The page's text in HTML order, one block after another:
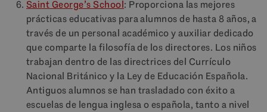
Saint George’s School: Proporciona las mejores
prácticas educativas para alumnos de hasta 8 años, a
través de un personal académico y auxiliar dedicado
que comparte la filosofía de los directores. Los niños
trabajan dentro de las directrices del Currículo
Nacional Británico y la Ley de Educación Española.
Antiguos alumnos se han trasladado con éxito a
escuelas de lengua inglesa o española, tanto a nivel